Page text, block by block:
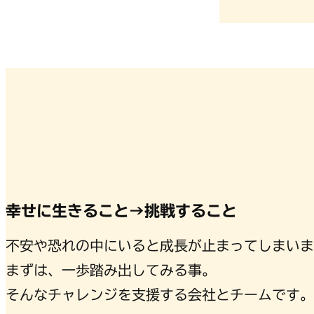
幸せに生きること→挑戦すること
不安や恐れの中にいると成長が止まってしまい
まずは、一歩踏み出してみる事。
そんなチャレンジを支援する会社とチームです。